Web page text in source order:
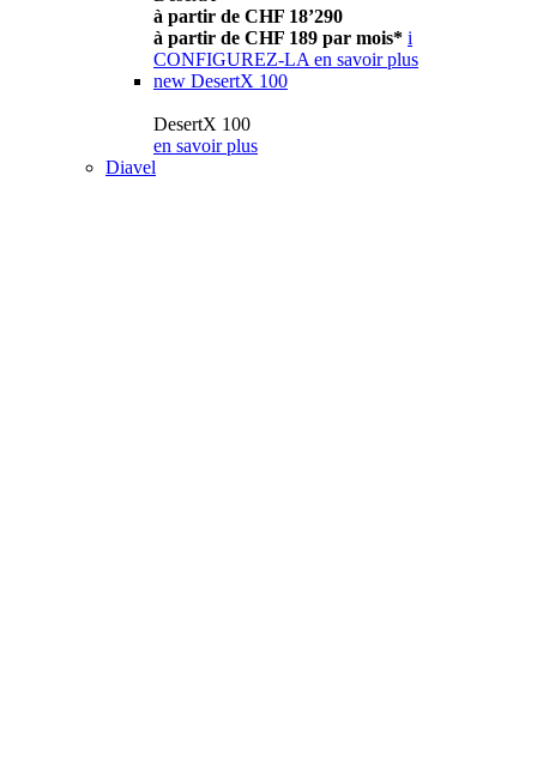
à partir de CHF 18’290
à partir de CHF 189 par mois* i
CONFIGUREZ-LA en savoir plus
new DesertX 100
DesertX 100
en savoir plus
Diavel